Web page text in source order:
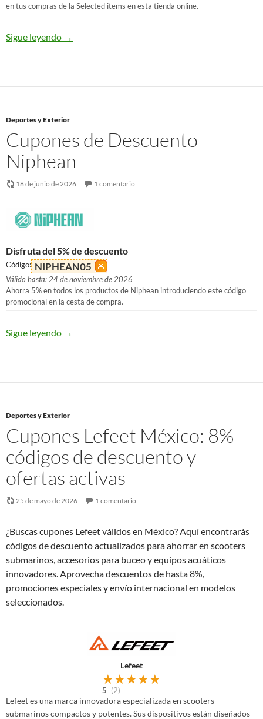
en tus compras de la Selected items en esta tienda online.
Sigue leyendo →
Deportes y Exterior
Cupones de Descuento
Niphean
18 de junio de 2026 1 comentario
Disfruta del 5% de descuento
Código: NIPHEAN05
Válido hasta: 24 de noviembre de 2026
Ahorra 5% en todos los productos de Niphean introduciendo este código
promocional en la cesta de compra.
Sigue leyendo →
Deportes y Exterior
Cupones Lefeet México: 8%
códigos de descuento y
ofertas activas
25 de mayo de 2026 1 comentario
¿Buscas cupones Lefeet válidos en México? Aquí encontrarás
códigos de descuento actualizados para ahorrar en scooters
submarinos, accesorios para buceo y equipos acuáticos
innovadores. Aprovecha descuentos de hasta 8%,
promociones especiales y envío internacional en modelos
seleccionados.
Lefeet
★★★★★
5 (2)
Lefeet es una marca innovadora especializada en scooters
submarinos compactos y potentes. Sus dispositivos están diseñados